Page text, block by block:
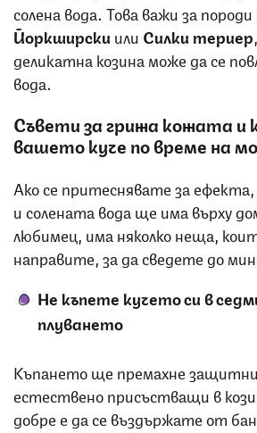
солена вода. Това важи за
Йоркширски или Силки териер
деликатна козина може да се
вода.
Съвети за грижа кожата и
вашето куче по време на
Ако се притеснявате за
и солената вода ще има върху
любимец, има няколко неща,
направите, за да сведете до
Не къпете кучето си в
плуването
Къпането ще премахне
естествено присъстващи в
добре е да се въздържате от